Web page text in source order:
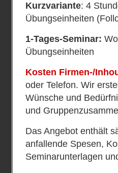
Kurzvariante: 4
Übungseinheiten
1-Tages-Seminar:
Übungseinheiten
Kosten Firmen-/
oder Telefon. Wir
Wünsche und
und
Das Angebot enthält
anfallende Spesen,
Seminarunterlagen